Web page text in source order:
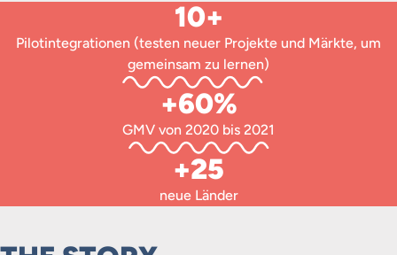
10+
Pilotintegrationen (testen neuer Projekte und Märkte, um
gemeinsam zu lernen)
+60%
GMV von 2020 bis 2021
+25
neue Länder